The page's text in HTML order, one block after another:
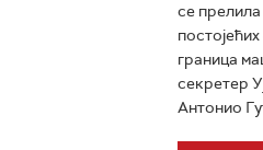
се
граница
секретер
Антонио